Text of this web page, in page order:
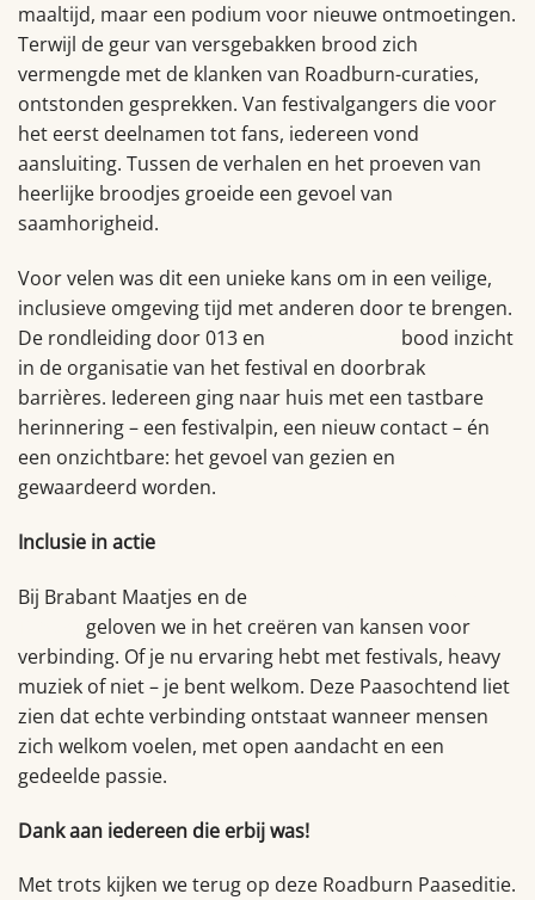
maaltijd, maar een podium voor nieuwe ontmoetingen.
Terwijl de geur van versgebakken brood zich
vermengde met de klanken van Roadburn-curaties,
ontstonden gesprekken. Van festivalgangers die voor
het eerst deelnamen tot fans, iedereen vond
aansluiting. Tussen de verhalen en het proeven van
heerlijke broodjes groeide een gevoel van
saamhorigheid.
Voor velen was dit een unieke kans om in een veilige,
inclusieve omgeving tijd met anderen door te brengen.
De rondleiding door 013 en
bood inzicht
in de organisatie van het festival en doorbrak
barrières. Iedereen ging naar huis met een tastbare
herinnering – een festivalpin, een nieuw contact – én
een onzichtbare: het gevoel van gezien en
gewaardeerd worden.
Inclusie in actie
Bij Brabant Maatjes en de
geloven we in het creëren van kansen voor
verbinding. Of je nu ervaring hebt met festivals, heavy
muziek of niet – je bent welkom. Deze Paasochtend liet
zien dat echte verbinding ontstaat wanneer mensen
zich welkom voelen, met open aandacht en een
gedeelde passie.
Dank aan iedereen die erbij was!
Met trots kijken we terug op deze Roadburn Paaseditie.